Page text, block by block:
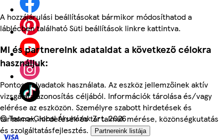
A hozzájárulási beállításokat bármikor módosíthatod a
láblécben található Süti beállítások linkre kattintva.
Mi és partnereink adataidat a következő célokra
használjuk:
Pontos helyadatok használata. Az eszköz jellemzőinek aktív
vizsgálata azonosítás céljából. Információk tárolása és/vagy
elérése az eszközön. Személyre szabott hirdetések és
tartalmak, hirdetések és tartalmak mérése, közönségkutatás
és szolgáltatásfejlesztés.
Partnereink listája
©Tesco-Global Áruházak Zrt. 2026